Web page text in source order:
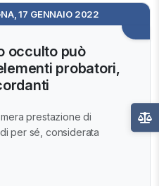
17 GENNAIO 2022
occulto può
probatori,
prestazione di
per sé, considerata